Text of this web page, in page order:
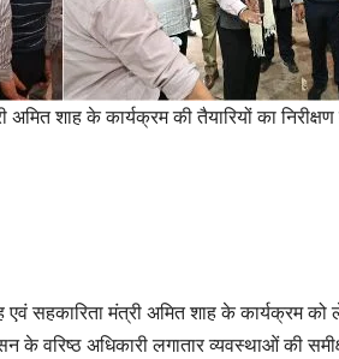
अमित शाह के कार्यक्रम की तैयारियों का
एवं सहकारिता मंत्री अमित शाह के कार्यक्रम
वरिष्ठ अधिकारी लगातार व्यवस्थाओं की